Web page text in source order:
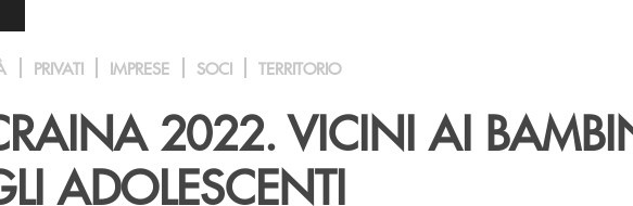
PRIVATI IMPRESE SOCI TERRITORIO
2022. VICINI AI
ADOLESCENTI